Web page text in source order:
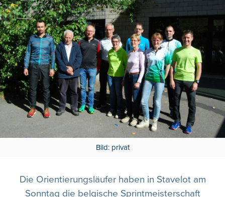
Bild: privat
Die Orientierungsläufer haben in Stavelot am
Sonntag die belgische Sprintmeisterschaft